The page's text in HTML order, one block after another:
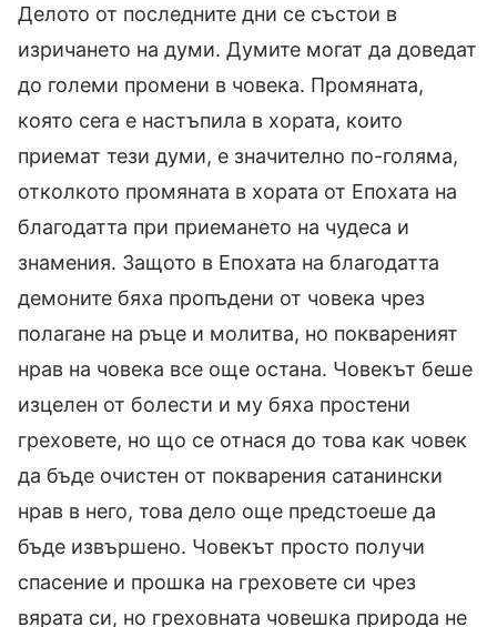
Делото от последните дни се състои в
изричането на думи. Думите могат да доведат
до големи промени в човека. Промяната,
която сега е настъпила в хората, които
приемат тези думи, е значително по-голяма,
отколкото промяната в хората от Епохата на
благодатта при приемането на чудеса и
знамения. Защото в Епохата на благодатта
демоните бяха пропъдени от човека чрез
полагане на ръце и молитва, но поквареният
нрав на човека все още остана. Човекът беше
изцелен от болести и му бяха простени
греховете, но що се отнася до това как човек
да бъде очистен от покварения сатанински
нрав в него, това дело още предстоеше да
бъде извършено. Човекът просто получи
спасение и прошка на греховете си чрез
вярата си, но греховната човешка природа не